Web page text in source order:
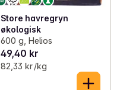
Store havregryn
økologisk
600 g, Helios
49,40 kr
82,33 kr /kg